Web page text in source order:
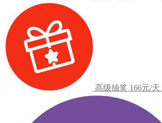
高级抽奖 166元/天